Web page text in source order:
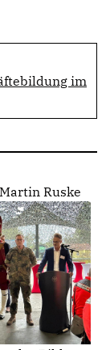
im
Ruske